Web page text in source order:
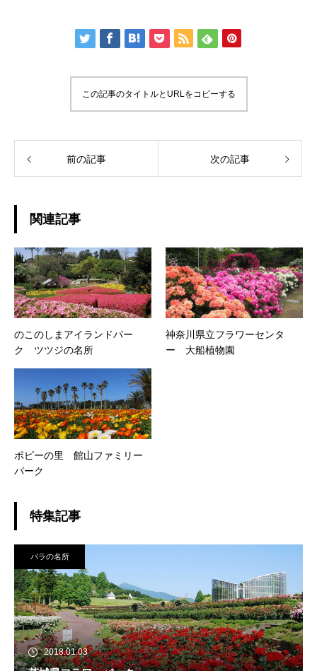
この記事のタイトルとURLをコピーする
前の記事 次の記事
関連記事
のこのしまアイランドパー
ク ツツジの名所
神奈川県立フラワーセンタ
ー 大船植物園
ポピーの里 館山ファミリー
パーク
特集記事
バラの名所
2018.01.03